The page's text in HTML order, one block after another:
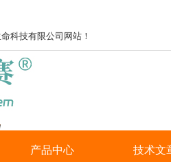
科技有限公司网站！
产品中心 技术文